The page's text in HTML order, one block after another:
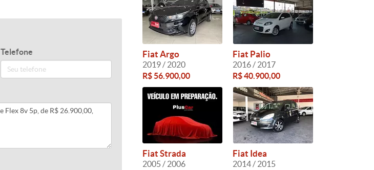
Telefone Fiat Argo
2019 / 2020
R$ 56.900,00
Fiat Palio
2016 / 2017
R$ 40.900,00
Fiat Strada
2005 / 2006
Fiat Idea
2014 / 2015